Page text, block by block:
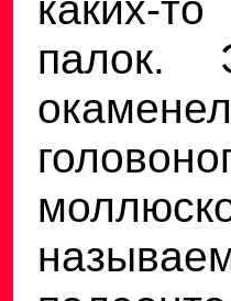
палок.